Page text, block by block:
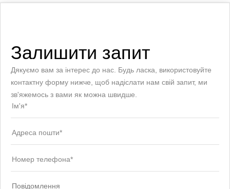
Залишити запит
Дякуємо вам за інтерес до нас. Будь ласка, використовуйте
контактну форму нижче, щоб надіслати нам свій запит, ми
зв'яжемось з вами як можна швидше.